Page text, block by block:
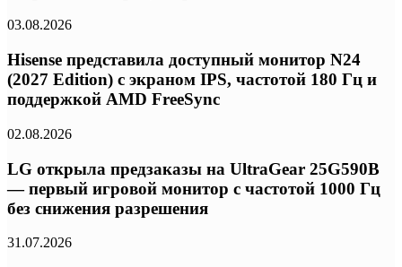
03.08.2026
Hisense представила доступный монитор N24
(2027 Edition) с экраном IPS, частотой 180 Гц и
поддержкой AMD FreeSync
02.08.2026
LG открыла предзаказы на UltraGear 25G590B
— первый игровой монитор с частотой 1000 Гц
без снижения разрешения
31.07.2026